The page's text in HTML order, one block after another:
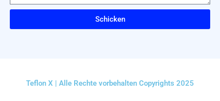
Schicken
Teflon X | Alle Rechte vorbehalten Copyrights 2025